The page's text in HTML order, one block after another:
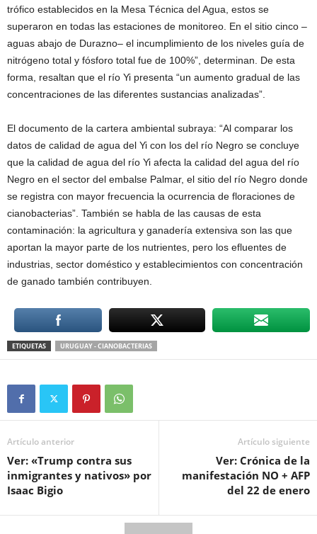
trófico establecidos en la Mesa Técnica del Agua, estos se
superaron en todas las estaciones de monitoreo. En el sitio cinco –
aguas abajo de Durazno– el incumplimiento de los niveles guía de
nitrógeno total y fósforo total fue de 100%”, determinan. De esta
forma, resaltan que el río Yi presenta “un aumento gradual de las
concentraciones de las diferentes sustancias analizadas”.
El documento de la cartera ambiental subraya: “Al comparar los
datos de calidad de agua del Yi con los del río Negro se concluye
que la calidad de agua del río Yi afecta la calidad del agua del río
Negro en el sector del embalse Palmar, el sitio del río Negro donde
se registra con mayor frecuencia la ocurrencia de floraciones de
cianobacterias”. También se habla de las causas de esta
contaminación: la agricultura y ganadería extensiva son las que
aportan la mayor parte de los nutrientes, pero los efluentes de
industrias, sector doméstico y establecimientos con concentración
de ganado también contribuyen.
ETIQUETAS URUGUAY - CIANOBACTERIAS
Artículo anterior
Ver: «Trump contra sus
inmigrantes y nativos» por
Isaac Bigio
Artículo siguiente
Ver: Crónica de la
manifestación NO + AFP
del 22 de enero